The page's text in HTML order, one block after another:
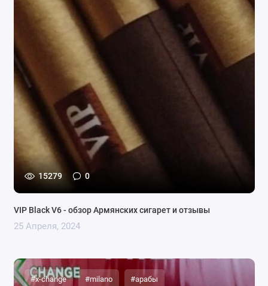
15279 0
VIP Black V6 - обзор Армянских сигарет и отзывы
25 Апреля, 2024
#x-change #milano #арабы